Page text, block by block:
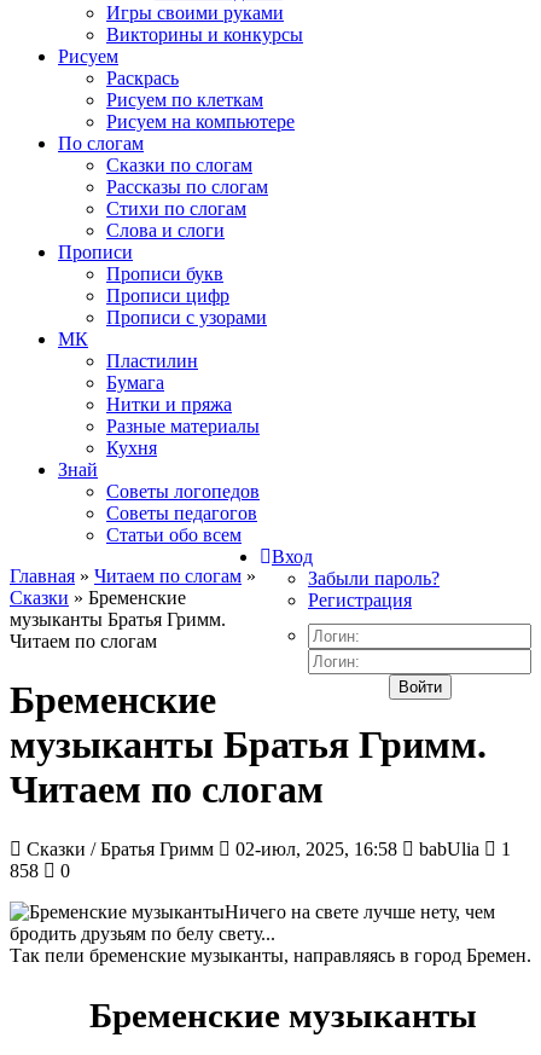
Игры своими руками
Викторины и конкурсы
Рисуем
Раскрась
Рисуем по клеткам
Рисуем на компьютере
По слогам
Сказки по слогам
Рассказы по слогам
Стихи по слогам
Слова и слоги
Прописи
Прописи букв
Прописи цифр
Прописи с узорами
МК
Пластилин
Бумага
Нитки и пряжа
Разные материалы
Кухня
Знай
Советы логопедов
Советы педагогов
Статьи обо всем
Вход
Забыли пароль?
Регистрация
Войти
Главная » Читаем по слогам »
Сказки » Бременские
музыканты Братья Гримм.
Читаем по слогам
Бременские
музыканты Братья Гримм.
Читаем по слогам
Сказки / Братья Гримм 02-июл, 2025, 16:58 babUlia
1
858
0
Ничего на свете лучше нету, чем
бродить друзьям по белу свету...
Так пели бременские музыканты, направляясь в город Бремен.
Бременские музыканты